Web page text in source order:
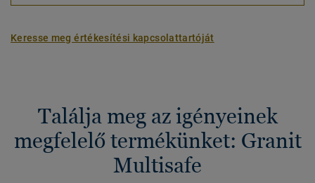
Keresse meg értékesítési kapcsolattartóját
Találja meg az igényeinek
megfelelő termékünket: Granit
Multisafe